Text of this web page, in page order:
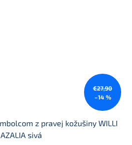
€27,90
–14 %
z pravej kožušiny WILLI
AZALIA sivá